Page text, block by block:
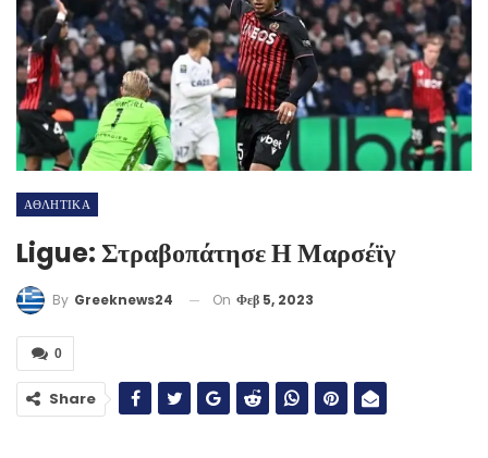
ΑΘΛΗΤΙΚΑ
Ligue: Στραβοπάτησε Η Μαρσέϊγ
By Greeknews24 On Φεβ 5, 2023
0
Share